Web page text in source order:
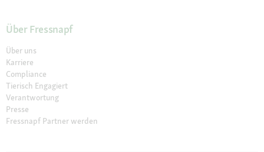
Über Fressnapf
Über uns
Karriere
Compliance
Tierisch Engagiert
Verantwortung
Presse
Fressnapf Partner werden